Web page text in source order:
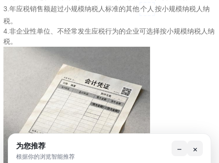
3.年应税销售额超过小规模纳税人标准的其他个人 按小规模纳税人纳
税。
4.非企业性单位、不经常发生应税行为的企业可选择按小规模纳税人纳
税。
为您推荐
根据你的浏览智能推荐
– ×